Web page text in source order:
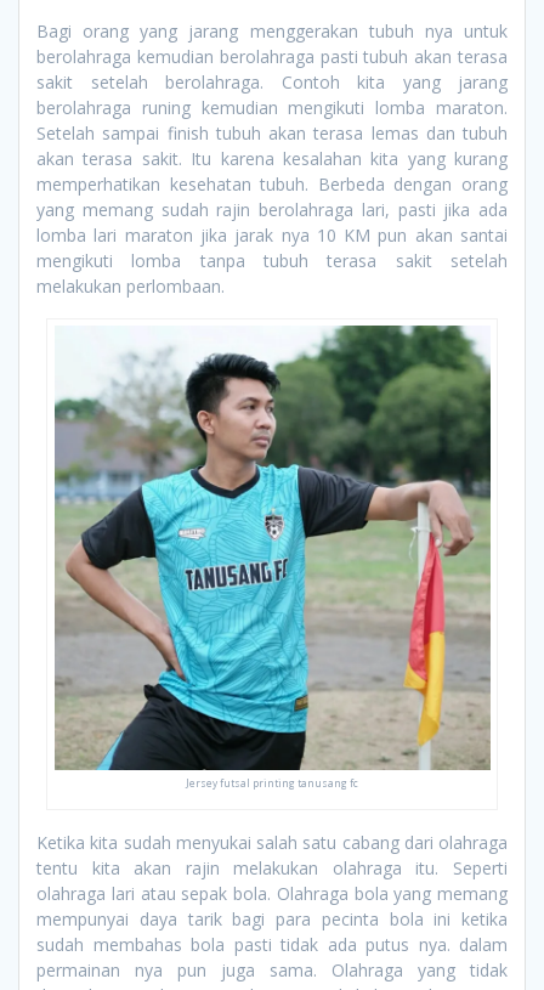
Bagi orang yang jarang menggerakan tubuh nya untuk
berolahraga kemudian berolahraga pasti tubuh akan terasa
sakit setelah berolahraga. Contoh kita yang jarang
berolahraga runing kemudian mengikuti lomba maraton.
Setelah sampai finish tubuh akan terasa lemas dan tubuh
akan terasa sakit. Itu karena kesalahan kita yang kurang
memperhatikan kesehatan tubuh. Berbeda dengan orang
yang memang sudah rajin berolahraga lari, pasti jika ada
lomba lari maraton jika jarak nya 10 KM pun akan santai
mengikuti lomba tanpa tubuh terasa sakit setelah
melakukan perlombaan.
Jersey futsal printing tanusang fc
Ketika kita sudah menyukai salah satu cabang dari olahraga
tentu kita akan rajin melakukan olahraga itu. Seperti
olahraga lari atau sepak bola. Olahraga bola yang memang
mempunyai daya tarik bagi para pecinta bola ini ketika
sudah membahas bola pasti tidak ada putus nya. dalam
permainan nya pun juga sama. Olahraga yang tidak